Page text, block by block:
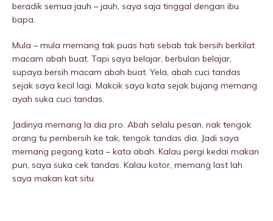
beradik semua jauh – jauh, saya saja tinggal dengan ibu
bapa.
Mula – mula memang tak puas hati sebab tak bersih berkilat
macam abah buat. Tapi saya belajar, berbulan belajar,
supaya bersih macam abah buat. Yela, abah cuci tandas
sejak saya kecil lagi. Makcik saya kata sejak bujang memang
ayah suka cuci tandas.
Jadinya memang la dia pro. Abah selalu pesan, nak tengok
orang tu pembersih ke tak, tengok tandas dia. Jadi saya
memang pegang kata – kata abah. Kalau pergi kedai makan
pun, saya suka cek tandas. Kalau kotor, memang last lah
saya makan kat situ.